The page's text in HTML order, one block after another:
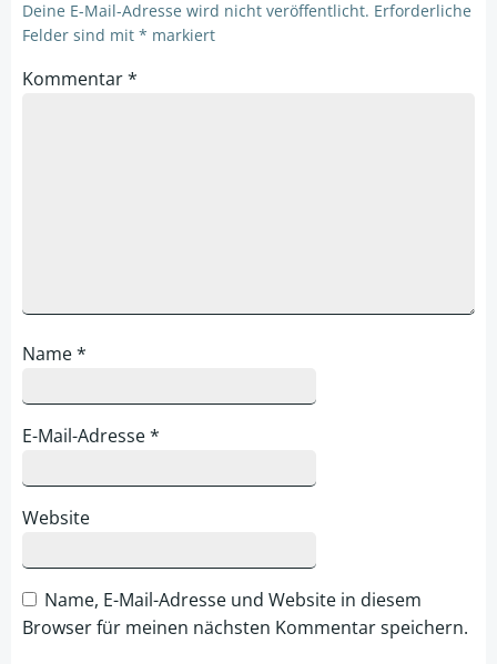
Deine E-Mail-Adresse wird nicht veröffentlicht. Erforderliche
Felder sind mit * markiert
Kommentar*
Name*
E-Mail-Adresse*
Website
Name, E-Mail-Adresse und Website in diesem
Browser für meinen nächsten Kommentar speichern.